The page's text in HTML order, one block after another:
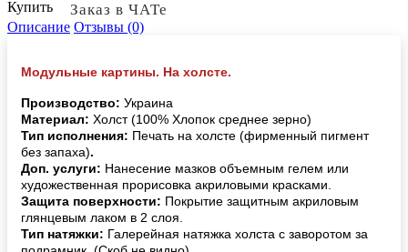
Купить Заказ в ЧАТе
Описание Отзывы (0)
Модульные картины. На холсте.
Производство: Украина
Материал: Холст (100% Хлопок среднее зерно)
Тип исполнения: Печать на холсте (фирменный пигмент
без запаха).
Доп. услуги: Нанесение мазков объемным гелем или
художественная прорисовка акриловыми красками.
Защита поверхности: Покрытие защитным акриловым
глянцевым лаком в 2 слоя.
Тип натяжки: Галерейная натяжка холста с заворотом за